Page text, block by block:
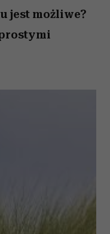
jest możliwe?